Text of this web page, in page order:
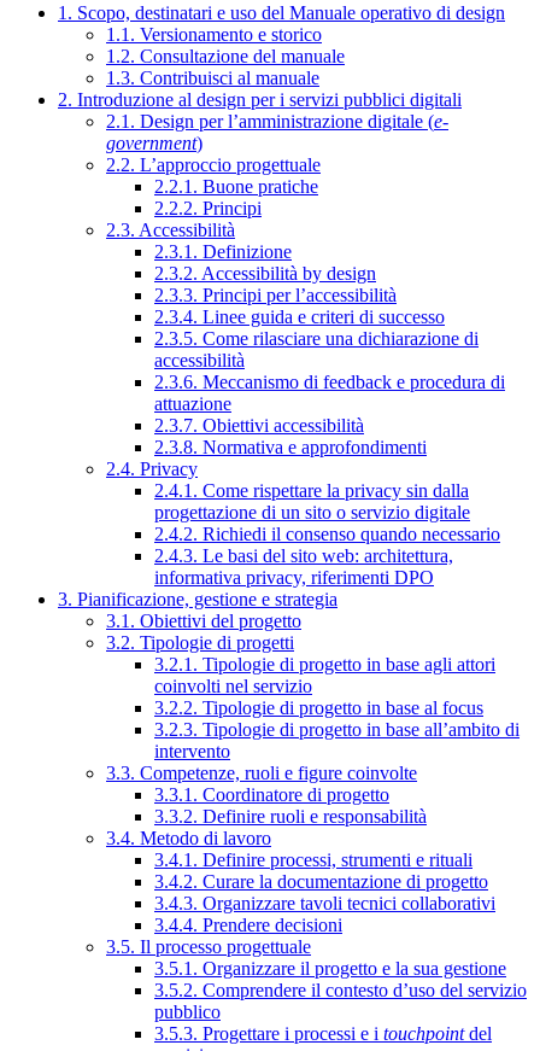
1. Scopo, destinatari e uso del Manuale operativo di design
1.1. Versionamento e storico
1.2. Consultazione del manuale
1.3. Contribuisci al manuale
2. Introduzione al design per i servizi pubblici digitali
2.1. Design per l’amministrazione digitale (e-
government)
2.2. L’approccio progettuale
2.2.1. Buone pratiche
2.2.2. Principi
2.3. Accessibilità
2.3.1. Definizione
2.3.2. Accessibilità by design
2.3.3. Principi per l’accessibilità
2.3.4. Linee guida e criteri di successo
2.3.5. Come rilasciare una dichiarazione di
accessibilità
2.3.6. Meccanismo di feedback e procedura di
attuazione
2.3.7. Obiettivi accessibilità
2.3.8. Normativa e approfondimenti
2.4. Privacy
2.4.1. Come rispettare la privacy sin dalla
progettazione di un sito o servizio digitale
2.4.2. Richiedi il consenso quando necessario
2.4.3. Le basi del sito web: architettura,
informativa privacy, riferimenti DPO
3. Pianificazione, gestione e strategia
3.1. Obiettivi del progetto
3.2. Tipologie di progetti
3.2.1. Tipologie di progetto in base agli attori
coinvolti nel servizio
3.2.2. Tipologie di progetto in base al focus
3.2.3. Tipologie di progetto in base all’ambito di
intervento
3.3. Competenze, ruoli e figure coinvolte
3.3.1. Coordinatore di progetto
3.3.2. Definire ruoli e responsabilità
3.4. Metodo di lavoro
3.4.1. Definire processi, strumenti e rituali
3.4.2. Curare la documentazione di progetto
3.4.3. Organizzare tavoli tecnici collaborativi
3.4.4. Prendere decisioni
3.5. Il processo progettuale
3.5.1. Organizzare il progetto e la sua gestione
3.5.2. Comprendere il contesto d’uso del servizio
pubblico
3.5.3. Progettare i processi e i touchpointdel